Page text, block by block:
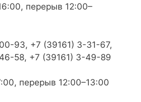
перерыв 12:00–
93, +7 (39161) 3-31-67,
58, +7 (39161) 3-49-89
перерыв 12:00–13:00